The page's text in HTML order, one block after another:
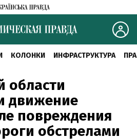
КОЛОНКИ ИНФРАСТРУКТУРА
области
движение
повреждения
обстрелами